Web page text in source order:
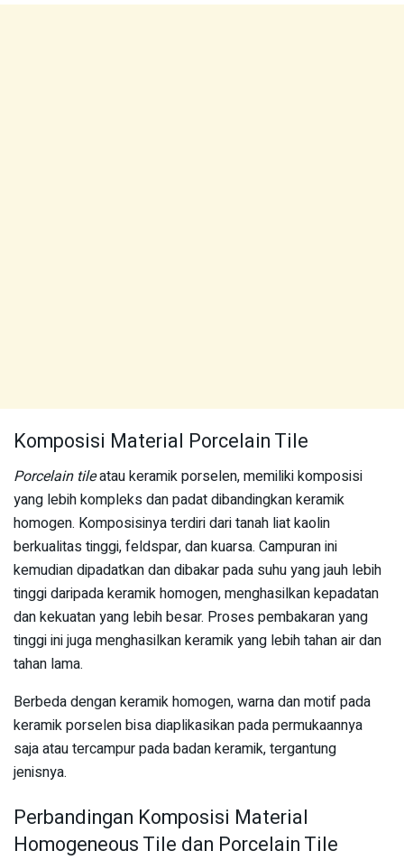
Komposisi Material Porcelain Tile
Porcelain tileatau keramik porselen, memiliki komposisi
yang lebih kompleks dan padat dibandingkan keramik
homogen. Komposisinya terdiri dari tanah liat kaolin
berkualitas tinggi, feldspar, dan kuarsa. Campuran ini
kemudian dipadatkan dan dibakar pada suhu yang jauh lebih
tinggi daripada keramik homogen, menghasilkan kepadatan
dan kekuatan yang lebih besar. Proses pembakaran yang
tinggi ini juga menghasilkan keramik yang lebih tahan air dan
tahan lama.
Berbeda dengan keramik homogen, warna dan motif pada
keramik porselen bisa diaplikasikan pada permukaannya
saja atau tercampur pada badan keramik, tergantung
jenisnya.
Perbandingan Komposisi Material
Homogeneous Tile dan Porcelain Tile